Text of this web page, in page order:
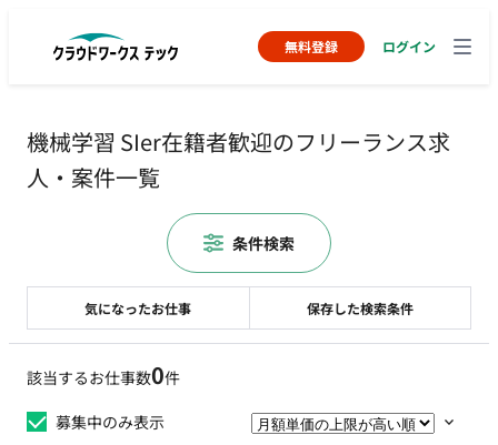
無料登録 ログイン
機械学習 SIer在籍者歓迎のフリーランス求
人・案件一覧
該当するお仕事数0件
募集中のみ表示
気になったお仕事 保存した検索条件
条件検索